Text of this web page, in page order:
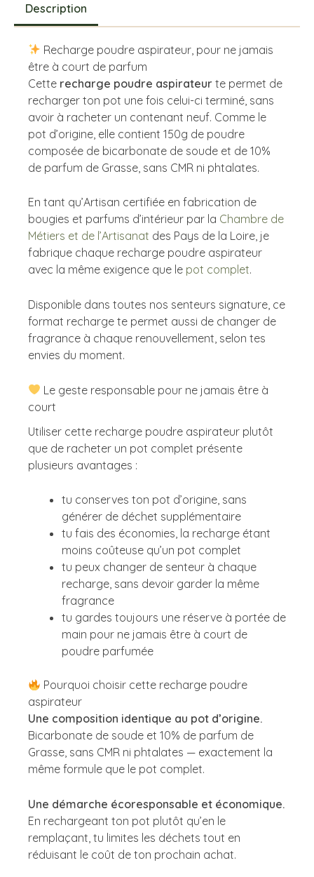
Description
Recharge poudre aspirateur, pour ne jamais
être à court de parfum
Cette recharge poudre aspirateur te permet de
recharger ton pot une fois celui-ci terminé, sans
avoir à racheter un contenant neuf. Comme le
pot d’origine, elle contient 150g de poudre
composée de bicarbonate de soude et de 10%
de parfum de Grasse, sans CMR ni phtalates.
En tant qu’Artisan certifiée en fabrication de
bougies et parfums d’intérieur par la Chambre de
Métiers et de l’Artisanat des Pays de la Loire, je
fabrique chaque recharge poudre aspirateur
avec la même exigence que le pot complet.
Disponible dans toutes nos senteurs signature, ce
format recharge te permet aussi de changer de
fragrance à chaque renouvellement, selon tes
envies du moment.
Le geste responsable pour ne jamais être à
court
Utiliser cette recharge poudre aspirateur plutôt
que de racheter un pot complet présente
plusieurs avantages :
tu conserves ton pot d’origine, sans
générer de déchet supplémentaire
tu fais des économies, la recharge étant
moins coûteuse qu’un pot complet
tu peux changer de senteur à chaque
recharge, sans devoir garder la même
fragrance
tu gardes toujours une réserve à portée de
main pour ne jamais être à court de
poudre parfumée
Pourquoi choisir cette recharge poudre
aspirateur
Une composition identique au pot d’origine.
Bicarbonate de soude et 10% de parfum de
Grasse, sans CMR ni phtalates — exactement la
même formule que le pot complet.
Une démarche écoresponsable et économique.
En rechargeant ton pot plutôt qu’en le
remplaçant, tu limites les déchets tout en
réduisant le coût de ton prochain achat.